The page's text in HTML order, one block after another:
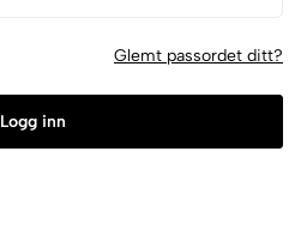
Glemt passordet ditt?
Logg inn